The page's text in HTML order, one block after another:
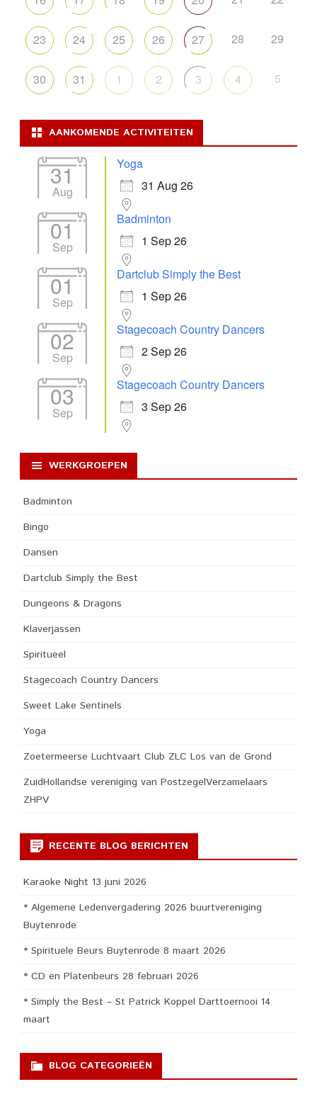
23 24 25 26 27 28 29
30 31 1 2 3 4 5
AANKOMENDE ACTIVITEITEN
31
Aug
Yoga
31 Aug 26
01
Sep
Badminton
1 Sep 26
01
Sep
Dartclub Simply the Best
1 Sep 26
02
Sep
Stagecoach Country Dancers
2 Sep 26
03
Sep
Stagecoach Country Dancers
3 Sep 26
WERKGROEPEN
Badminton
Bingo
Dansen
Dartclub Simply the Best
Dungeons & Dragons
Klaverjassen
Spiritueel
Stagecoach Country Dancers
Sweet Lake Sentinels
Yoga
Zoetermeerse Luchtvaart Club ZLC Los van de Grond
ZuidHollandse vereniging van PostzegelVerzamelaars
ZHPV
RECENTE BLOG BERICHTEN
Karaoke Night 13 juni 2026
* Algemene Ledenvergadering 2026 buurtvereniging
Buytenrode
* Spirituele Beurs Buytenrode 8 maart 2026
* CD en Platenbeurs 28 februari 2026
* Simply the Best – St Patrick Koppel Darttoernooi 14
maart
BLOG CATEGORIEËN